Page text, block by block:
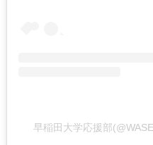
早稲田大学応援部